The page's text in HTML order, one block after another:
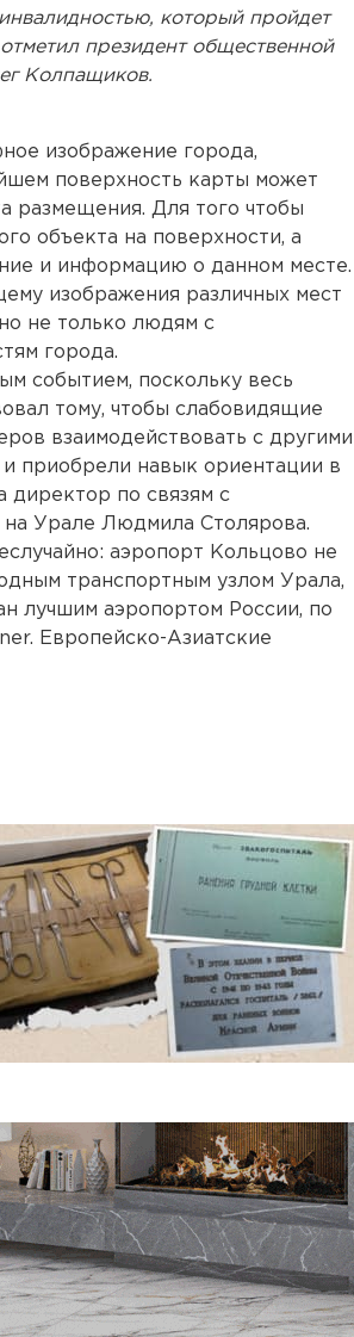
который пройдет
президент общественной
Колпащиков.
изображение города,
поверхность карты может
размещения. Для того чтобы
объекта на поверхности, а
и информацию о данном месте.
изображения различных мест
не только людям с
города.
событием, поскольку весь
тому, чтобы слабовидящие
взаимодействовать с другими
приобрели навык ориентации в
директор по связям с
Урале Людмила Столярова.
аэропорт Кольцово не
транспортным узлом Урала,
лучшим аэропортом России, по
Европейско-Азиатские